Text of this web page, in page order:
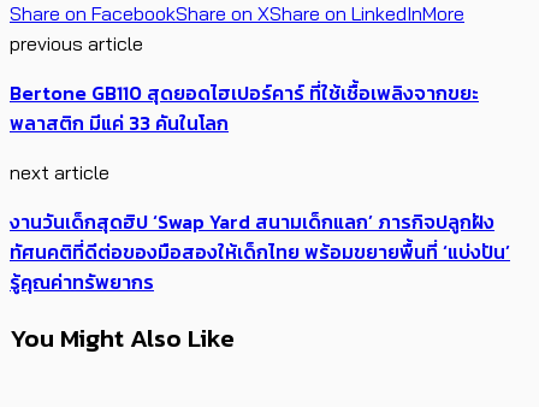
Share on FacebookShare on XShare on LinkedInMore
previous article
Bertone GB110 สุดยอดไฮเปอร์คาร์ ที่ใช้เชื้อเพลิงจากขยะ
พลาสติก มีแค่ 33 คันในโลก
next article
งานวันเด็กสุดฮิป ‘Swap Yard สนามเด็กแลก’​ ภารกิจปลูกฝัง
ทัศนคติที่ดีต่อของมือสองให้เด็กไทย พร้อมขยายพื้นที่ ‘แบ่งปัน’
รู้คุณค่าทรัพยากร
You Might Also Like